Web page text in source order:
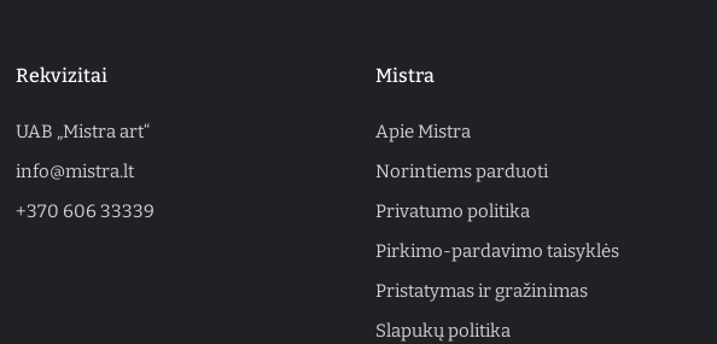
Rekvizitai
UAB „Mistra art“
info@mistra.lt
+370 606 33339
Mistra
Apie Mistra
Norintiems parduoti
Privatumo politika
Pirkimo-pardavimo taisyklės
Pristatymas ir gražinimas
Slapukų politika